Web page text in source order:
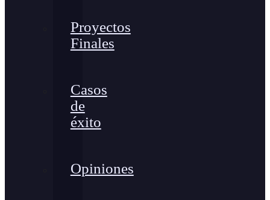
Proyectos
Finales
Casos
de
éxito
Opiniones